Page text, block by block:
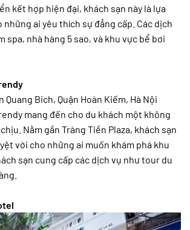
kết hợp hiện đại, khách sạn này là lựa
ai yêu thích sự đẳng cấp. Các dịch
spa, nhà hàng 5 sao, và khu vực bể bơi
Quang Bich, Quận Hoàn Kiếm, Hà Nội
mang đến cho du khách một không
Nằm gần Tràng Tiền Plaza, khách sạn
vời cho những ai muốn khám phá khu
sạn cung cấp các dịch vụ như tour du